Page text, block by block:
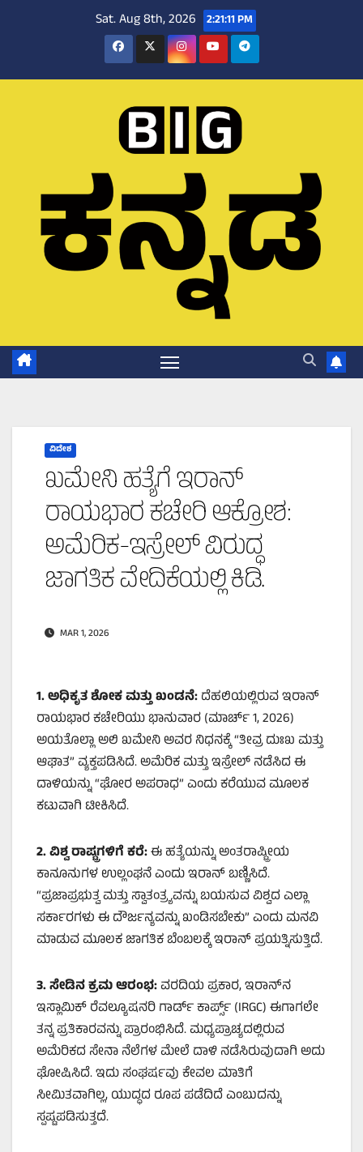
Sat. Aug 8th, 2026 2:21:12 PM
ವಿದೇಶ
ಖಮೇನಿ ಹತ್ಯೆಗೆ ಇರಾನ್
ರಾಯಭಾರ ಕಚೇರಿ ಆಕ್ರೋಶ:
ಅಮೆರಿಕ-ಇಸ್ರೇಲ್ ವಿರುದ್ಧ
ಜಾಗತಿಕ ವೇದಿಕೆಯಲ್ಲಿ ಕಿಡಿ.
MAR 1, 2026
1.ಅಧಿಕೃತ ಶೋಕ ಮತ್ತು ಖಂಡನೆ:ದೆಹಲಿಯಲ್ಲಿರುವ ಇರಾನ್
ರಾಯಭಾರ ಕಚೇರಿಯು ಭಾನುವಾರ (ಮಾರ್ಚ್ 1, 2026)
ಅಯತೊಲ್ಲಾ ಅಲಿ ಖಮೇನಿ ಅವರ ನಿಧನಕ್ಕೆ “ತೀವ್ರ ದುಃಖ ಮತ್ತು
ಆಘಾತ” ವ್ಯಕ್ತಪಡಿಸಿದೆ. ಅಮೆರಿಕ ಮತ್ತು ಇಸ್ರೇಲ್ ನಡೆಸಿದ ಈ
ದಾಳಿಯನ್ನು “ಘೋರ ಅಪರಾಧ” ಎಂದು ಕರೆಯುವ ಮೂಲಕ
ಕಟುವಾಗಿ ಟೀಕಿಸಿದೆ.
2.ವಿಶ್ವ ರಾಷ್ಟ್ರಗಳಿಗೆ ಕರೆ:ಈ ಹತ್ಯೆಯನ್ನು ಅಂತರಾಷ್ಟ್ರೀಯ
ಕಾನೂನುಗಳ ಉಲ್ಲಂಘನೆ ಎಂದು ಇರಾನ್ ಬಣ್ಣಿಸಿದೆ.
“ಪ್ರಜಾಪ್ರಭುತ್ವ ಮತ್ತು ಸ್ವಾತಂತ್ರ್ಯವನ್ನು ಬಯಸುವ ವಿಶ್ವದ ಎಲ್ಲಾ
ಸರ್ಕಾರಗಳು ಈ ದೌರ್ಜನ್ಯವನ್ನು ಖಂಡಿಸಬೇಕು” ಎಂದು ಮನವಿ
ಮಾಡುವ ಮೂಲಕ ಜಾಗತಿಕ ಬೆಂಬಲಕ್ಕೆ ಇರಾನ್ ಪ್ರಯತ್ನಿಸುತ್ತಿದೆ.
3.ಸೇಡಿನ ಕ್ರಮ ಆರಂಭ:ವರದಿಯ ಪ್ರಕಾರ, ಇರಾನ್‌ನ
ಇಸ್ಲಾಮಿಕ್ ರೆವಲ್ಯೂಷನರಿ ಗಾರ್ಡ್ ಕಾರ್ಪ್ಸ್ (IRGC) ಈಗಾಗಲೇ
ತನ್ನ ಪ್ರತಿಕಾರವನ್ನು ಪ್ರಾರಂಭಿಸಿದೆ. ಮಧ್ಯಪ್ರಾಚ್ಯದಲ್ಲಿರುವ
ಅಮೆರಿಕದ ಸೇನಾ ನೆಲೆಗಳ ಮೇಲೆ ದಾಳಿ ನಡೆಸಿರುವುದಾಗಿ ಅದು
ಘೋಷಿಸಿದೆ. ಇದು ಸಂಘರ್ಷವು ಕೇವಲ ಮಾತಿಗೆ
ಸೀಮಿತವಾಗಿಲ್ಲ, ಯುದ್ಧದ ರೂಪ ಪಡೆದಿದೆ ಎಂಬುದನ್ನು
ಸ್ಪಷ್ಟಪಡಿಸುತ್ತದೆ.